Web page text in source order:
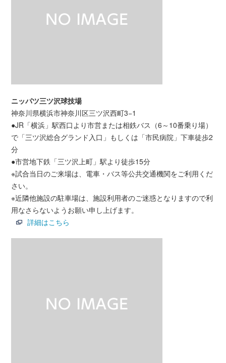
ニッパツ三ツ沢球技場
神奈川県横浜市神奈川区三ツ沢西町3−1
●JR「横浜」駅西口より市営または相鉄バス（6～10番乗り場）
で「三ツ沢総合グランド入口」もしくは「市民病院」下車徒歩2
分
●市営地下鉄「三ツ沢上町」駅より徒歩15分
※試合当日のご来場は、電車・バス等公共交通機関をご利用くだ
さい。
※近隣他施設の駐車場は、施設利用者のご迷惑となりますので利
用なさらないようお願い申し上げます。
詳細はこちら